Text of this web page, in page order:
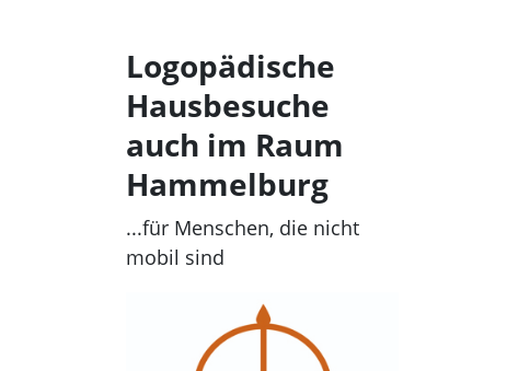
Logopädische
Hausbesuche
auch im Raum
Hammelburg
...für Menschen, die nicht
mobil sind